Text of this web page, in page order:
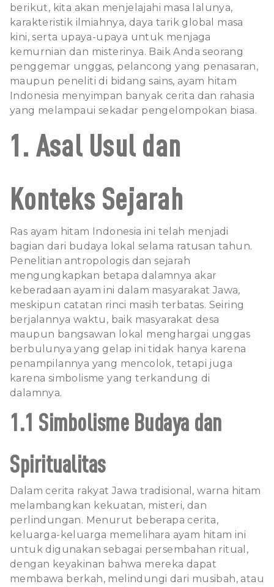
berikut, kita akan menjelajahi masa lalunya,
karakteristik ilmiahnya, daya tarik global masa
kini, serta upaya-upaya untuk menjaga
kemurnian dan misterinya. Baik Anda seorang
penggemar unggas, pelancong yang penasaran,
maupun peneliti di bidang sains, ayam hitam
Indonesia menyimpan banyak cerita dan rahasia
yang melampaui sekadar pengelompokan biasa.
1. Asal Usul dan
Konteks Sejarah
Ras ayam hitam Indonesia ini telah menjadi
bagian dari budaya lokal selama ratusan tahun.
Penelitian antropologis dan sejarah
mengungkapkan betapa dalamnya akar
keberadaan ayam ini dalam masyarakat Jawa,
meskipun catatan rinci masih terbatas. Seiring
berjalannya waktu, baik masyarakat desa
maupun bangsawan lokal menghargai unggas
berbulunya yang gelap ini tidak hanya karena
penampilannya yang mencolok, tetapi juga
karena simbolisme yang terkandung di
dalamnya.
1.1 Simbolisme Budaya dan
Spiritualitas
Dalam cerita rakyat Jawa tradisional, warna hitam
melambangkan kekuatan, misteri, dan
perlindungan. Menurut beberapa cerita,
keluarga-keluarga memelihara ayam hitam ini
untuk digunakan sebagai persembahan ritual,
dengan keyakinan bahwa mereka dapat
membawa berkah, melindungi dari musibah, atau